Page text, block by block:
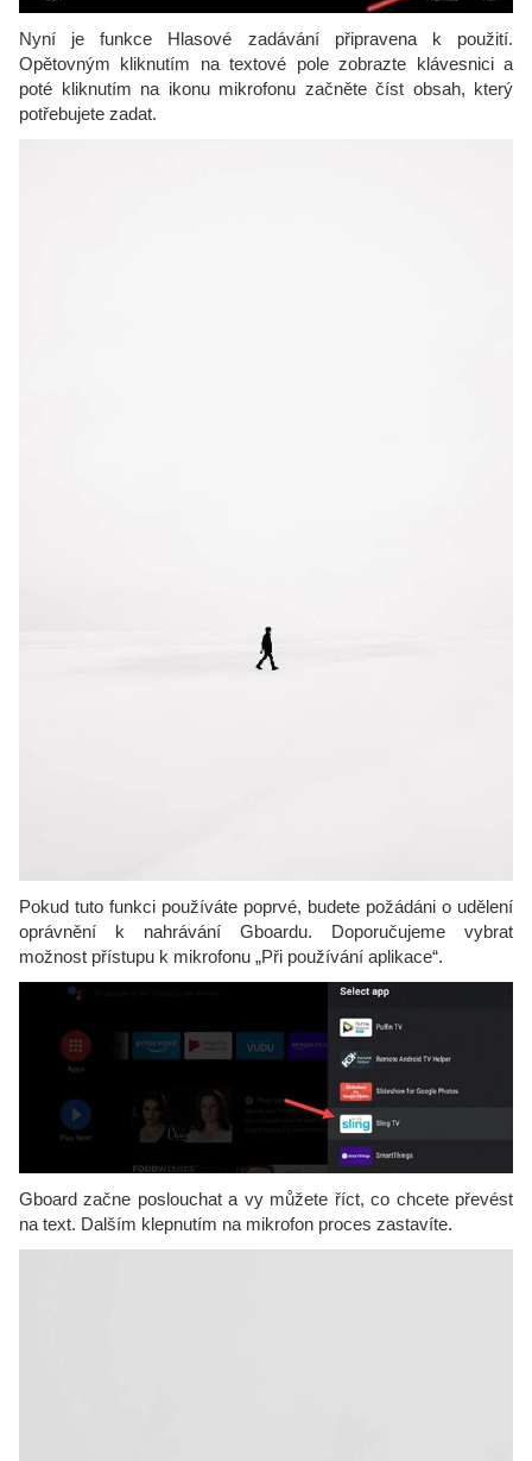
Nyní je funkce Hlasové zadávání připravena k použití.
Opětovným kliknutím na textové pole zobrazte klávesnici a
poté kliknutím na ikonu mikrofonu začněte číst obsah, který
potřebujete zadat.
Pokud tuto funkci používáte poprvé, budete požádáni o udělení
oprávnění k nahrávání Gboardu. Doporučujeme vybrat
možnost přístupu k mikrofonu „Při používání aplikace“.
Gboard začne poslouchat a vy můžete říct, co chcete převést
na text. Dalším klepnutím na mikrofon proces zastavíte.